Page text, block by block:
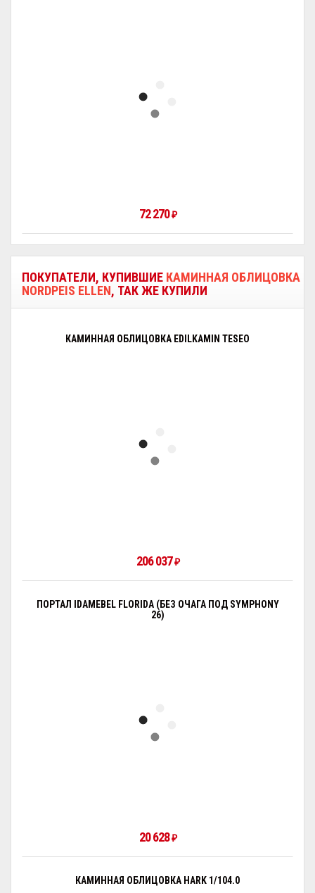
72 270₽
ПОКУПАТЕЛИ, КУПИВШИЕ КАМИННАЯ ОБЛИЦОВКА
NORDPEIS ELLEN, ТАК ЖЕ КУПИЛИ
КАМИННАЯ ОБЛИЦОВКА EDILKAMIN TESEO
206 037₽
ПОРТАЛ IDAMEBEL FLORIDA (БЕЗ ОЧАГА ПОД SYMPHONY
26)
20 628₽
КАМИННАЯ ОБЛИЦОВКА HARK 1/104.0